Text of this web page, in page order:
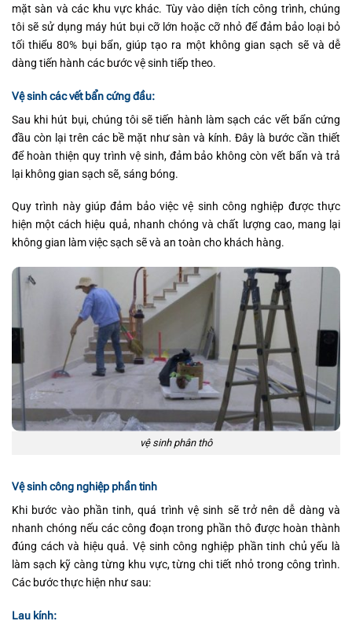
mặt sàn và các khu vực khác. Tùy vào diện tích công trình, chúng
tôi sẽ sử dụng máy hút bụi cỡ lớn hoặc cỡ nhỏ để đảm bảo loại bỏ
tối thiểu 80% bụi bẩn, giúp tạo ra một không gian sạch sẽ và dễ
dàng tiến hành các bước vệ sinh tiếp theo.
Vệ sinh các vết bẩn cứng đầu:
Sau khi hút bụi, chúng tôi sẽ tiến hành làm sạch các vết bẩn cứng
đầu còn lại trên các bề mặt như sàn và kính. Đây là bước cần thiết
để hoàn thiện quy trình vệ sinh, đảm bảo không còn vết bẩn và trả
lại không gian sạch sẽ, sáng bóng.
Quy trình này giúp đảm bảo việc vệ sinh công nghiệp được thực
hiện một cách hiệu quả, nhanh chóng và chất lượng cao, mang lại
không gian làm việc sạch sẽ và an toàn cho khách hàng.
vệ sinh phân thô
Vệ sinh công nghiệp phần tinh
Khi bước vào phần tinh, quá trình vệ sinh sẽ trở nên dễ dàng và
nhanh chóng nếu các công đoạn trong phần thô được hoàn thành
đúng cách và hiệu quả. Vệ sinh công nghiệp phần tinh chủ yếu là
làm sạch kỹ càng từng khu vực, từng chi tiết nhỏ trong công trình.
Các bước thực hiện như sau:
Lau kính: